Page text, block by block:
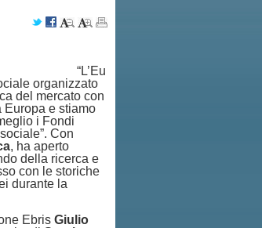
“L’Eu
organizzato
del mercato con
Europa e stiamo
i Fondi
Con
, ha aperto
della ricerca e
con le storiche
durante la
Ebris Giulio